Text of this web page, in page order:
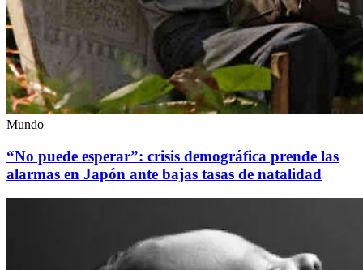
Mundo
“No puede esperar”: crisis demográfica prende las
alarmas en Japón ante bajas tasas de natalidad